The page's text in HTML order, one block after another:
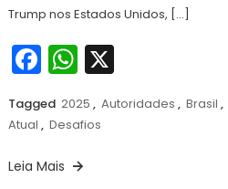
Trump nos Estados Unidos, […]
Facebook
WhatsApp
X
Tagged 2025 , Autoridades , Brasil ,
Atual , Desafios
Leia Mais